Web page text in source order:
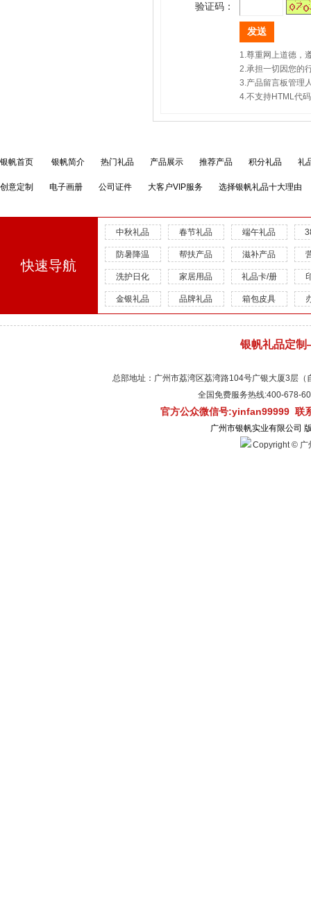
验证码：
1.尊重网上道德，
2.承担一切因您的
3.产品留言板管理
4.不支持HTML代
银帆首页 银帆简介 热门礼品 产品展示 推荐产品 积分礼品 礼
创意定制 电子画册 公司证件 大客户VIP服务 选择银帆礼品十大理由
快速导航
中秋礼品 春节礼品 端午礼品
防暑降温 帮扶产品 滋补产品
洗护日化 家居用品 礼品卡/册
金银礼品 品牌礼品 箱包皮具
银帆礼品定
总部地址：广州市荔湾区荔湾路104号广银大厦3层
全国免费服务热线:400-
官方公众微信号:yinfan99999 联
广州市银帆实业有限公司
Copyright © 广